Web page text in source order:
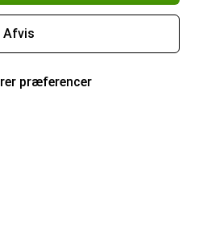
Afvis
præferencer